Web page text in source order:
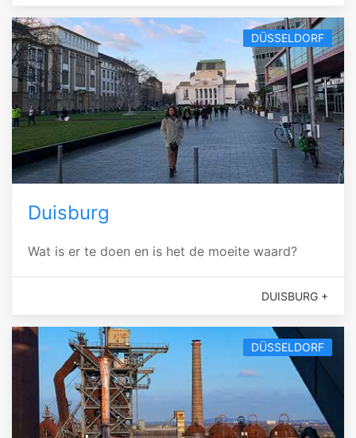
DÜSSELDORF
Duisburg
Wat is er te doen en is het de moeite waard?
DUISBURG +
DÜSSELDORF